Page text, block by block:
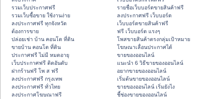
รวมเว็บประกาศฟรี
รวมเว็บซื้อขาย ใช้งานง่าย
ลงประกาศฟรี ทุกจังหวัด
ต้องการขาย
ปล่อยเช่า บ้าน คอนโด ที่ดิน
ขายบ้าน คอนโด ที่ดิน
ประกาศฟรี ไม่มี หมดอายุ
เว็บประกาศฟรี ติดอันดับ
ฝากร้านฟรี โพ ส ฟรี
ลงประกาศฟรี กรุงเทพ
ลงประกาศฟรี ทั่วไทย
ลงประกาศโฆษณาฟรี
รายชื่อเว็บบอร์ดขายสินค้าฟรี
ลงประกาศฟรี เว็บบอร์ด
เว็บบอร์ดขายสินค้าฟรี
ฟรี เว็บบอร์ด แรงๆ
โพสขายสินค้าตรงกลุ่มเป้าหมาย
โฆษณาเลื่อนประกาศได้
ขายของออนไลน์
แนะนำ 6 วิธีขายของออนไลน์
อยากขายของออนไลน์
เริ่มต้นขายของออนไลน์
ขายของออนไลน์ เริ่มยังไง
ชี้ช่องขายของออนไลน์